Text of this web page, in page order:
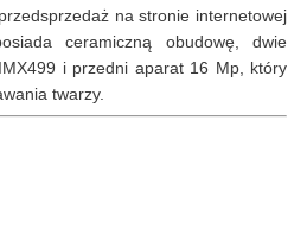
na stronie internetowej
ceramiczną obudowę, dwie
i przedni aparat 16 Mp, który
twarzy.